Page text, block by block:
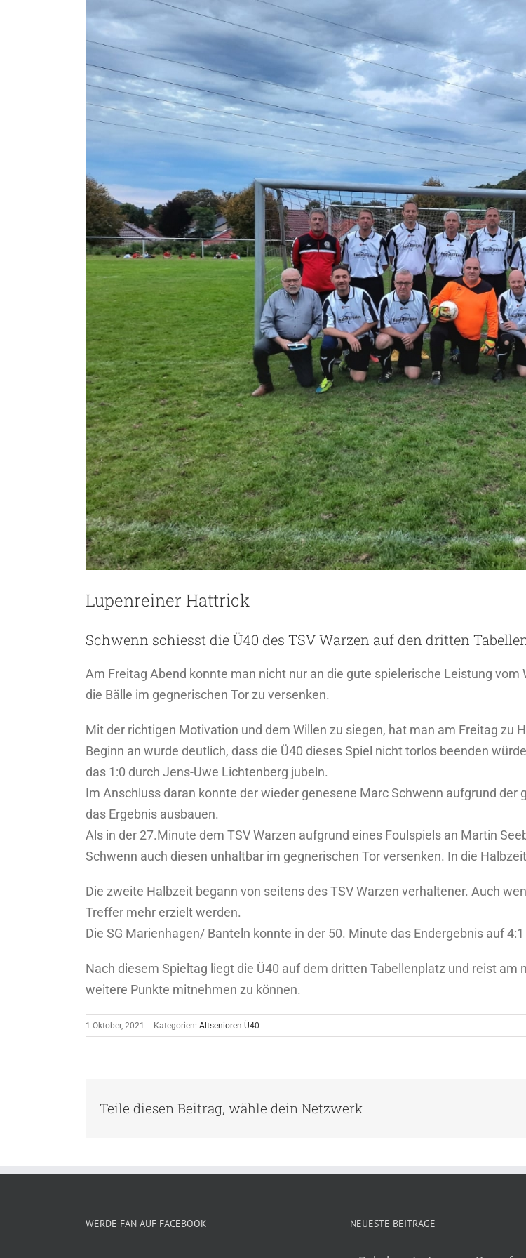
grösseres
Bild
Lupenreiner Hattrick
Schwenn schiesst die Ü40 des TSV Warzen auf den dritten
Am Freitag Abend konnte man nicht nur an die gute spielerische Leistung
die Bälle im gegnerischen Tor zu versenken.
Mit der richtigen Motivation und dem Willen zu siegen, hat man am Freitag zu
Beginn an wurde deutlich, dass die Ü40 dieses Spiel nicht torlos beenden
das 1:0 durch Jens-Uwe Lichtenberg jubeln.
Im Anschluss daran konnte der wieder genesene Marc Schwenn aufgrund
das Ergebnis ausbauen.
Als in der 27.Minute dem TSV Warzen aufgrund eines Foulspiels an Martin
Schwenn auch diesen unhaltbar im gegnerischen Tor versenken. In die
Die zweite Halbzeit begann von seitens des TSV Warzen verhaltener. Auch
Treffer mehr erzielt werden.
Die SG Marienhagen/ Banteln konnte in der 50. Minute das Endergebnis auf
Nach diesem Spieltag liegt die Ü40 auf dem dritten Tabellenplatz und reist
weitere Punkte mitnehmen zu können.
1 Oktober, 2021 Kategorien: Altsenioren Ü40
Teile diesen Beitrag, wähle dein Netzwerk
WERDE FAN AUF FACEBOOK NEUESTE BEITRÄGE